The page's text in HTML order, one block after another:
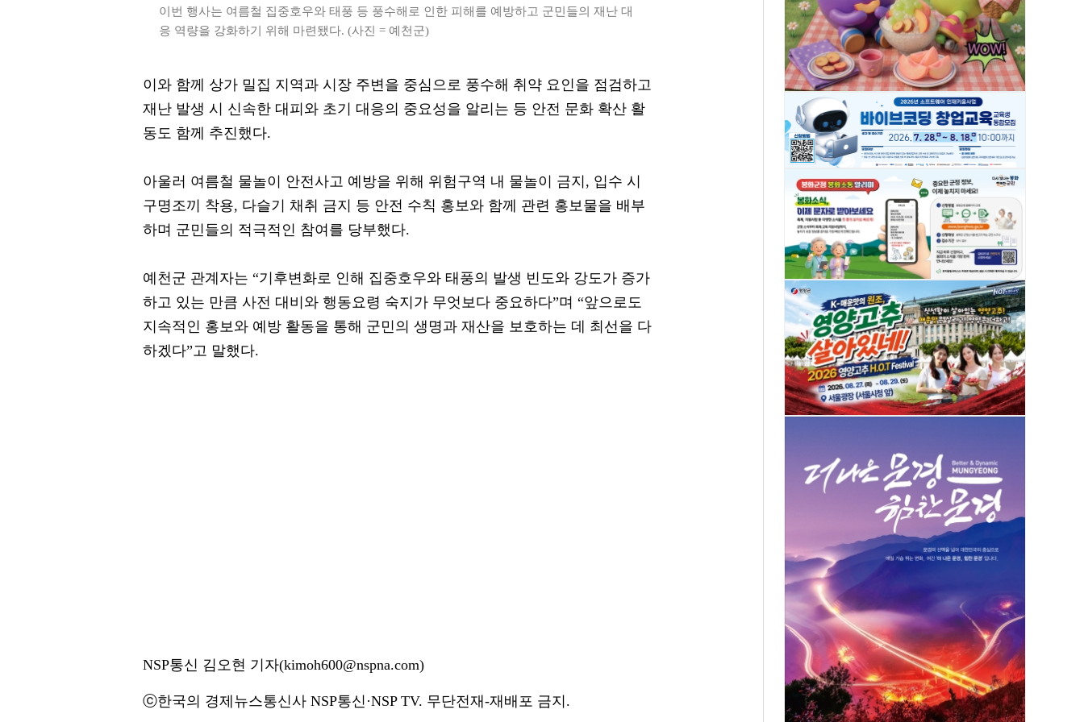
이번 행사는 여름철 집중호우와 태풍 등 풍수해로 인한 피해를 예방하고 군민들의 재난 대
응 역량을 강화하기 위해 마련됐다. (사진 = 예천군)
이와 함께 상가 밀집 지역과 시장 주변을 중심으로 풍수해 취약 요인을 점검하고
재난 발생 시 신속한 대피와 초기 대응의 중요성을 알리는 등 안전 문화 확산 활
동도 함께 추진했다.
아울러 여름철 물놀이 안전사고 예방을 위해 위험구역 내 물놀이 금지, 입수 시
구명조끼 착용, 다슬기 채취 금지 등 안전 수칙 홍보와 함께 관련 홍보물을 배부
하며 군민들의 적극적인 참여를 당부했다.
예천군 관계자는 “기후변화로 인해 집중호우와 태풍의 발생 빈도와 강도가 증가
하고 있는 만큼 사전 대비와 행동요령 숙지가 무엇보다 중요하다”며 “앞으로도
지속적인 홍보와 예방 활동을 통해 군민의 생명과 재산을 보호하는 데 최선을 다
하겠다”고 말했다.
NSP통신 김오현 기자(kimoh600@nspna.com)
ⓒ한국의 경제뉴스통신사 NSP통신·NSP TV. 무단전재-재배포 금지.